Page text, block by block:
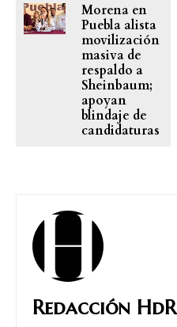
Morena en
Puebla alista
movilización
masiva de
respaldo a
Sheinbaum;
apoyan
blindaje de
candidaturas
Redacción HdR